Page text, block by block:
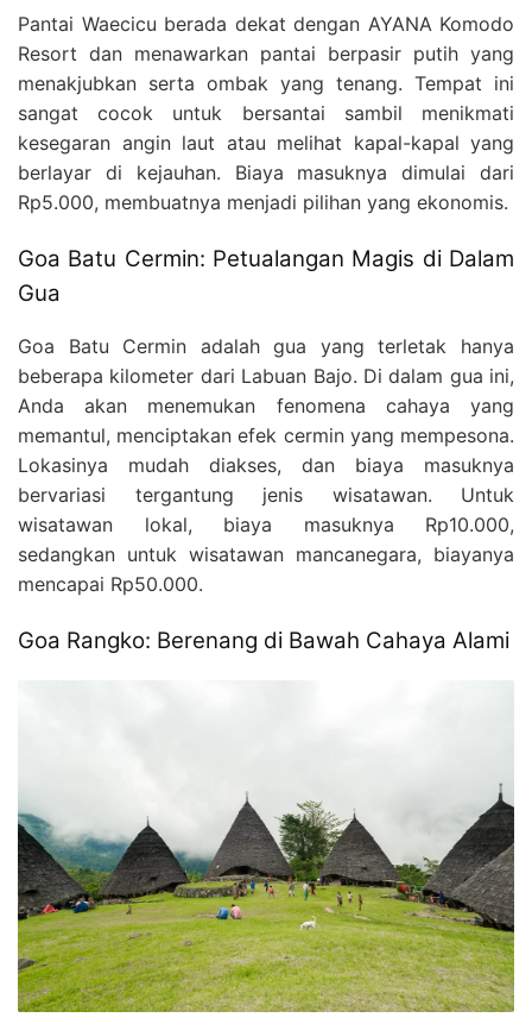
Pantai Waecicu berada dekat dengan AYANA Komodo
Resort dan menawarkan pantai berpasir putih yang
menakjubkan serta ombak yang tenang. Tempat ini
sangat cocok untuk bersantai sambil menikmati
kesegaran angin laut atau melihat kapal-kapal yang
berlayar di kejauhan. Biaya masuknya dimulai dari
Rp5.000, membuatnya menjadi pilihan yang ekonomis.
Goa Batu Cermin: Petualangan Magis di Dalam
Gua
Goa Batu Cermin adalah gua yang terletak hanya
beberapa kilometer dari Labuan Bajo. Di dalam gua ini,
Anda akan menemukan fenomena cahaya yang
memantul, menciptakan efek cermin yang mempesona.
Lokasinya mudah diakses, dan biaya masuknya
bervariasi tergantung jenis wisatawan. Untuk
wisatawan lokal, biaya masuknya Rp10.000,
sedangkan untuk wisatawan mancanegara, biayanya
mencapai Rp50.000.
Goa Rangko: Berenang di Bawah Cahaya Alami